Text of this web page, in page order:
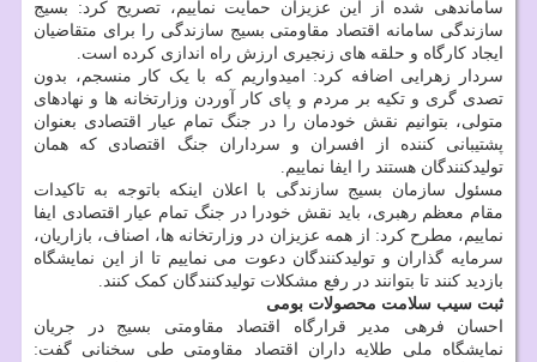
ساماندهی شده از این عزیزان حمایت نماییم، تصریح کرد: بسیج
سازندگی سامانه اقتصاد مقاومتی بسیج سازندگی را برای متقاضیان
ایجاد کارگاه و حلقه های زنجیری ارزش راه اندازی کرده است.
سردار زهرایی اضافه کرد: امیدواریم که با یک کار منسجم، بدون
تصدی گری و تکیه بر مردم و پای کار آوردن وزارتخانه ها و نهادهای
متولی، بتوانیم نقش خودمان را در جنگ تمام عیار اقتصادی بعنوان
پشتیبانی کننده از افسران و سرداران جنگ اقتصادی که همان
تولیدکنندگان هستند را ایفا نماییم.
مسئول سازمان بسیج سازندگی با اعلان اینکه باتوجه به تاکیدات
مقام معظم رهبری، باید نقش خودرا در جنگ تمام عیار اقتصادی ایفا
نماییم، مطرح کرد: از همه عزیزان در وزارتخانه ها، اصناف، بازاریان،
سرمایه گذاران و تولیدکنندگان دعوت می نماییم تا از این نمایشگاه
بازدید کنند تا بتوانند در رفع مشکلات تولیدکنندگان کمک کنند.
ثبت سیب سلامت محصولات بومی
احسان فرهی مدیر قرارگاه اقتصاد مقاومتی بسیج در جریان
نمایشگاه ملی طلایه داران اقتصاد مقاومتی طی سخنانی گفت: